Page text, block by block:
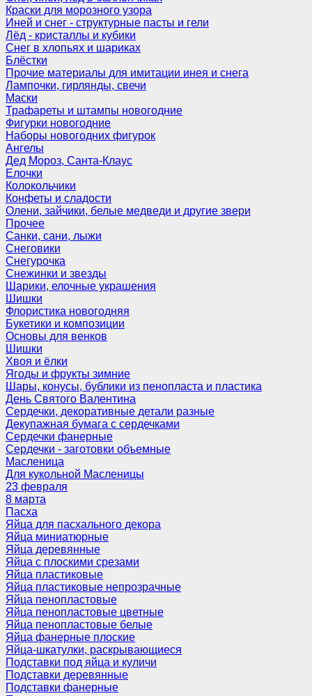
Краски для морозного узора
Иней и снег - структурные пасты и гели
Лёд - кристаллы и кубики
Снег в хлопьях и шариках
Блёстки
Прочие материалы для имитации инея и снега
Лампочки, гирлянды, свечи
Маски
Трафареты и штампы новогодние
Фигурки новогодние
Наборы новогодних фигурок
Ангелы
Дед Мороз, Санта-Клаус
Елочки
Колокольчики
Конфеты и сладости
Олени, зайчики, белые медведи и другие звери
Прочее
Санки, сани, лыжи
Снеговики
Снегурочка
Снежинки и звезды
Шарики, елочные украшения
Шишки
Флористика новогодняя
Букетики и композиции
Основы для венков
Шишки
Хвоя и ёлки
Ягоды и фрукты зимние
Шары, конусы, бублики из пенопласта и пластика
День Святого Валентина
Сердечки, декоративные детали разные
Декупажная бумага с сердечками
Сердечки фанерные
Сердечки - заготовки объемные
Масленица
Для кукольной Масленицы
23 февраля
8 марта
Пасха
Яйца для пасхального декора
Яйца миниатюрные
Яйца деревянные
Яйца с плоскими срезами
Яйца пластиковые
Яйца пластиковые непрозрачные
Яйца пенопластовые
Яйца пенопластовые цветные
Яйца пенопластовые белые
Яйца фанерные плоские
Яйца-шкатулки, раскрывающиеся
Подставки под яйца и куличи
Подставки деревянные
Подставки фанерные